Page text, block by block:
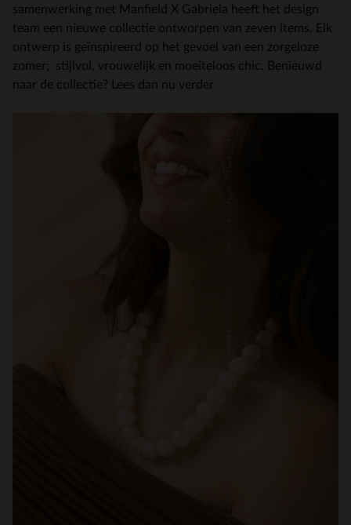
samenwerking met Manfield X Gabriela heeft het design
team een nieuwe collectie ontworpen van zeven items. Elk
ontwerp is geïnspireerd op het gevoel van een zorgeloze
zomer; stijlvol, vrouwelijk en moeiteloos chic. Benieuwd
naar de collectie? Lees dan nu verder